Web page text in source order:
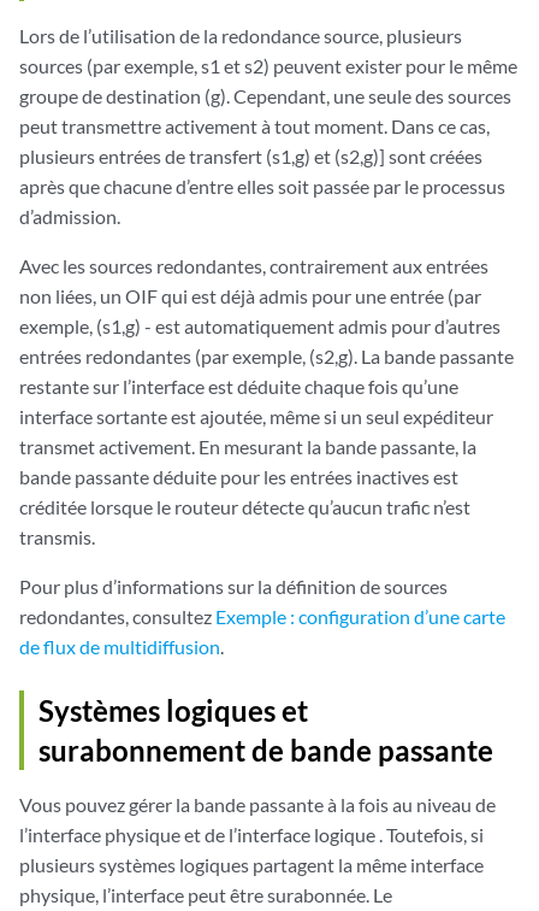
Lors de l’utilisation de la redondance source, plusieurs
sources (par exemple, s1 et s2) peuvent exister pour le même
groupe de destination (g). Cependant, une seule des sources
peut transmettre activement à tout moment. Dans ce cas,
plusieurs entrées de transfert (s1,g) et (s2,g)] sont créées
après que chacune d’entre elles soit passée par le processus
d’admission.
Avec les sources redondantes, contrairement aux entrées
non liées, un OIF qui est déjà admis pour une entrée (par
exemple, (s1,g) - est automatiquement admis pour d’autres
entrées redondantes (par exemple, (s2,g). La bande passante
restante sur l’interface est déduite chaque fois qu’une
interface sortante est ajoutée, même si un seul expéditeur
transmet activement. En mesurant la bande passante, la
bande passante déduite pour les entrées inactives est
créditée lorsque le routeur détecte qu’aucun trafic n’est
transmis.
Pour plus d’informations sur la définition de sources
redondantes, consultez Exemple : configuration d’une carte
de flux de multidiffusion
Systèmes logiques et
surabonnement de bande passante
Vous pouvez gérer la bande passante à la fois au niveau de
l’interface physique etde l’interface logique . Toutefois, si
plusieurs systèmes logiques partagent la même interface
physique, l’interface peut être surabonnée. Le